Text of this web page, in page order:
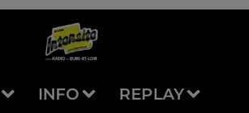
INFO REPLAY